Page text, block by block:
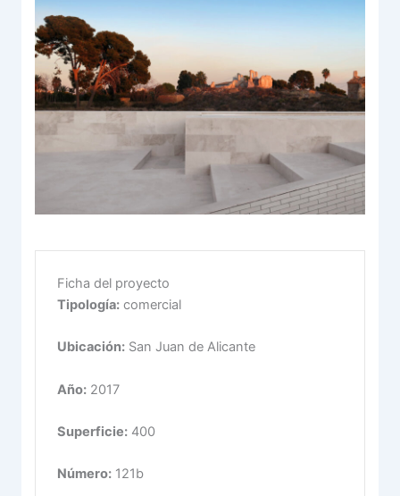
Ficha del proyecto
Tipología:comercial
Ubicación:San Juan de Alicante
Año:2017
Superficie:400
Número:121b